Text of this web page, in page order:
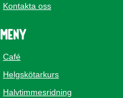
Kontakta oss
Meny
Café
Helgskötarkurs
Halvtimmesridning